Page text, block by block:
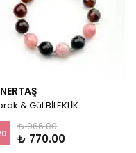
& Gül BİLEKLİK
₺ 966.00
₺ 770.00